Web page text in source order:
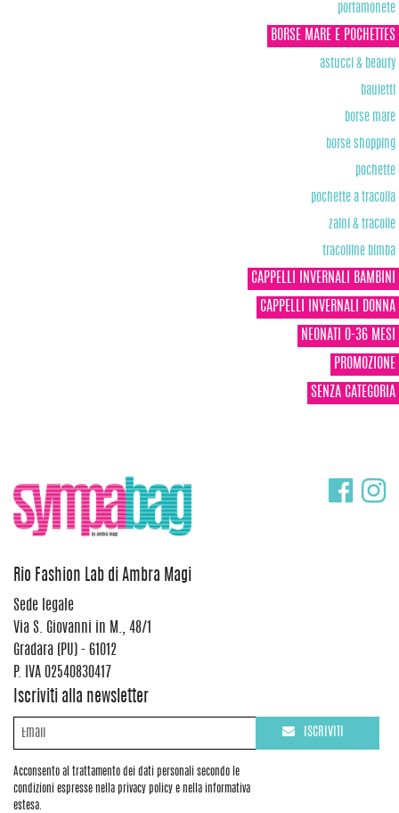
portamonete
BORSE MARE E POCHETTES
astucci & beauty
bauletti
borse mare
borse shopping
pochette
pochette a tracolla
zaini & tracolle
tracolline bimba
CAPPELLI INVERNALI BAMBINI
CAPPELLI INVERNALI DONNA
NEONATI 0-36 MESI
PROMOZIONE
SENZA CATEGORIA
Rio Fashion Lab di Ambra Magi
Sede legale
Via S. Giovanni in M., 48/1
Gradara (PU) - 61012
P. IVA 02540830417
Iscriviti alla newsletter
Acconsento al trattamento dei dati personali secondo le
condizioni espresse nella privacy policy e nella informativa
estesa.
ISCRIVITI